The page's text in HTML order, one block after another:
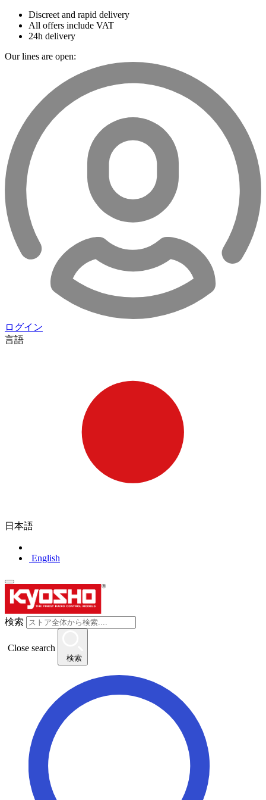
Discreet and rapid delivery
All offers include VAT
24h delivery
Our lines are open:
ログイン
言語
日本語
English
検索
Close search
検索